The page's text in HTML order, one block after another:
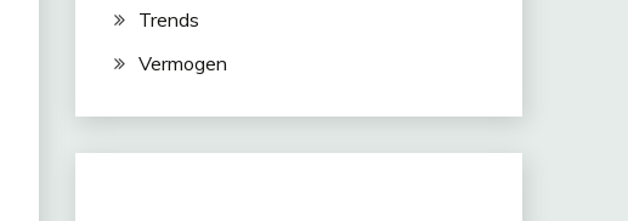
Trends
Vermogen